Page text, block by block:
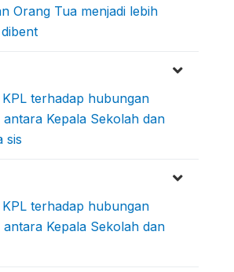
Orang Tua menjadi lebih
terhadap hubungan
antara Kepala Sekolah dan
sis
terhadap hubungan
antara Kepala Sekolah dan